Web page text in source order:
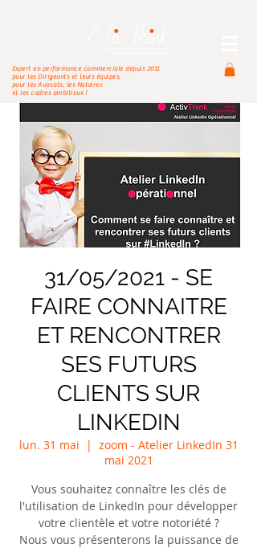
Expert en performance commerciale depuis 2011
pour les Dirigeants et leurs équipes,
pour les Avocats, les Notaires
et les cadres ambitieux !
31/05/2021 - SE
FAIRE CONNAITRE
ET RENCONTRER
SES FUTURS
CLIENTS SUR
LINKEDIN
lun. 31 mai
  |
zoom - Atelier LinkedIn 31
mai 2021
Vous souhaitez connaître les clés de
l'utilisation de LinkedIn pour développer
votre clientèle et votre notoriété ?
Nous vous présenterons la puissance de